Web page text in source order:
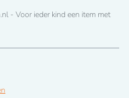
- Voor ieder kind een item met